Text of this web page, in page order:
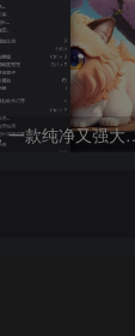
爱奇艺看图，